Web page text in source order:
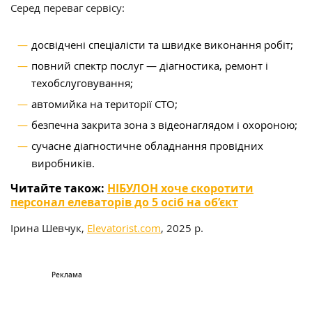
Серед переваг сервісу:
досвідчені спеціалісти та швидке виконання робіт;
повний спектр послуг — діагностика, ремонт і
техобслуговування;
автомийка на території СТО;
безпечна закрита зона з відеонаглядом і охороною;
сучасне діагностичне обладнання провідних
виробників.
Читайте також: НІБУЛОН хоче скоротити
персонал елеваторів до 5 осіб на об’єкт
Ірина Шевчук, Elevatorist.com, 2025 р.